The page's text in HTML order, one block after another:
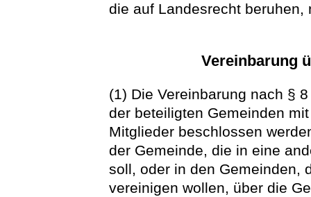
die auf Landesrecht
Vereinbarung
(1) Die Vereinbarung nach §
der beteiligten Gemeinden
Mitglieder beschlossen
der Gemeinde, die in eine
soll, oder in den Gemeinden,
vereinigen wollen, über die